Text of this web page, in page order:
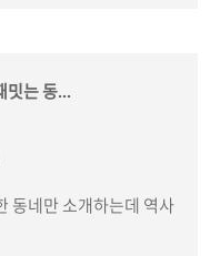
밋는 동...
동네만 소개하는데 역사